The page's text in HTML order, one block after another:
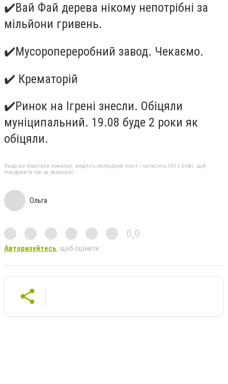
✔️Вай Фай дерева нікому непотрібні за
мільйони гривень.
✔️Мусоропереробний завод. Чекаємо.
✔ ️ Крематорій
✔️Ринок на Ігрені знесли. Обіцяли
муніципальний. 19.08 буде 2 роки як
обіцяли.
Якщо ви помітили помилку, виділіть необхідний текст і натисніть Ctrl + Enter, щоб
повідомити про це редакцію
Ольга
0,0
Авторизуйтесь, щоб оцінити